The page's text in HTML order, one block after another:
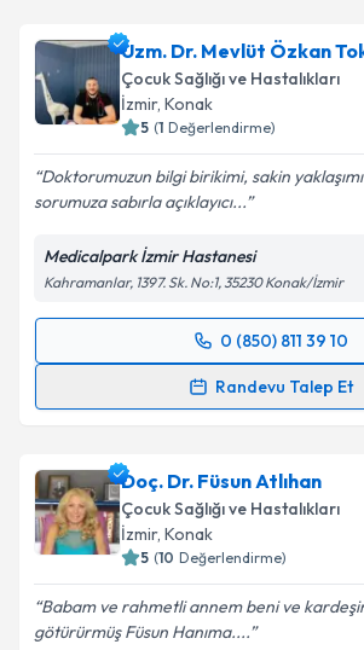
Uzm. Dr. Mevlüt Özkan
Çocuk Sağlığı ve Hastalıkları
İzmir, Konak
5 (1 Değerlendirme)
Doktorumuzun bilgi birikimi, sakin
sorumuza sabırla açıklayıcı...
Medicalpark İzmir Hastanesi
Kahramanlar, 1397. Sk. No:1, 35230 Konak/İzmir
0 (850) 811 39 10
Randevu Talep Et
Randevu Takvimi Talebi
için bir takvim hazırlandığında e-
bilgilendireceğiz.
E-posta Adresiniz
Doç. Dr. Füsun Atlıhan
Çocuk Sağlığı ve Hastalıkları
İzmir, Konak
5 (10 Değerlendirme)
Babam ve rahmetli annem beni ve
götürürmüş Füsun Hanıma....